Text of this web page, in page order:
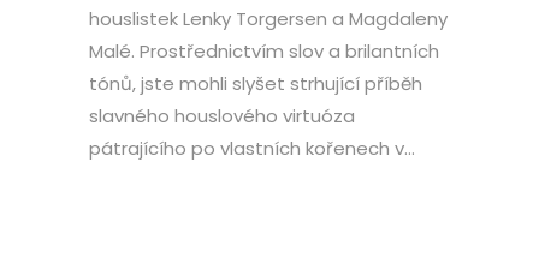
houslistek Lenky Torgersen a Magdaleny
Malé. Prostřednictvím slov a brilantních
tónů, jste mohli slyšet strhující příběh
slavného houslového virtuóza
pátrajícího po vlastních kořenech v...